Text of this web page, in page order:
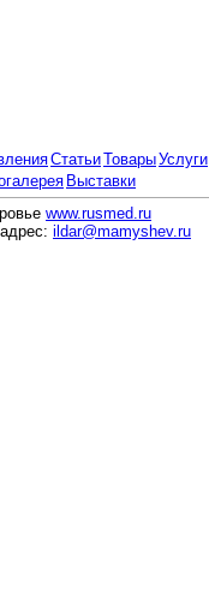
СтатьиТоварыУслуги
Выставки
www.rusmed.ru
ildar@mamyshev.ru